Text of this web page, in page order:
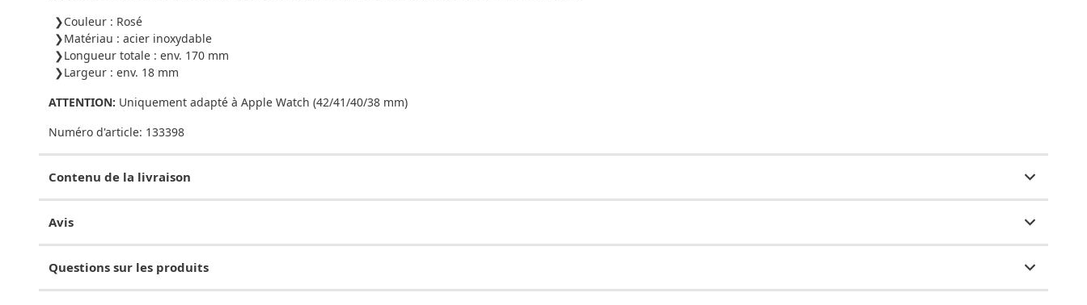
Couleur : Rosé
Matériau : acier inoxydable
Longueur totale : env. 170 mm
Largeur : env. 18 mm
ATTENTION: Uniquement adapté à Apple Watch (42/41/40/38 mm)
Numéro d'article: 133398
Contenu de la livraison
Avis
Questions sur les produits